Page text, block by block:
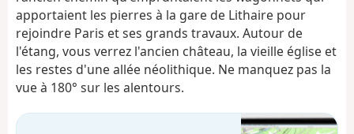
apportaient les pierres à la gare de Lithaire pour
rejoindre Paris et ses grands travaux. Autour de
l'étang, vous verrez l'ancien château, la vieille église et
les restes d'une allée néolithique. Ne manquez pas la
vue à 180° sur les alentours.